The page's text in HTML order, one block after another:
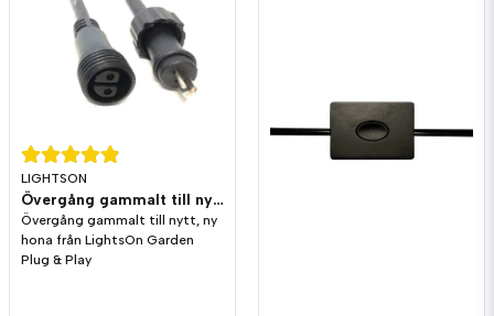
LIGHTSON
Övergång gammalt till nytt Ny Hona LightsOn Garden Plug & Play
Övergång gammalt till nytt, ny
hona från LightsOn Garden
Plug & Play